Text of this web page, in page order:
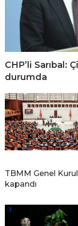
CHP’li Sarıbal:
durumda
TBMM Genel
kapandı